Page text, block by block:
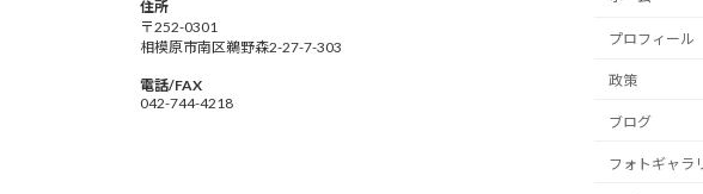
住所
〒252-0301
相模原市南区鵜野森2-27-7-303
電話/FAX
042-744-4218
プロフィール
政策
ブログ
フォトギャラ